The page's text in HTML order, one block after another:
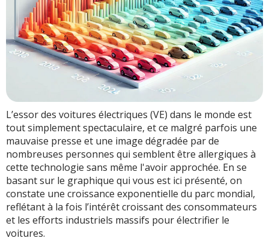
L’essor des voitures électriques (VE) dans le monde est
tout simplement spectaculaire, et ce malgré parfois une
mauvaise presse et une image dégradée par de
nombreuses personnes qui semblent être allergiques à
cette technologie sans même l'avoir approchée. En se
basant sur le graphique qui vous est ici présenté, on
constate une croissance exponentielle du parc mondial,
reflétant à la fois l’intérêt croissant des consommateurs
et les efforts industriels massifs pour électrifier le
voitures.